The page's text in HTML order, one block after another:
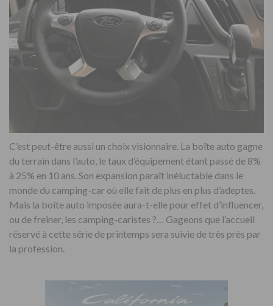
C’est peut-être aussi un choix visionnaire. La boîte auto gagne
du terrain dans l’auto, le taux d’équipement étant passé de 8%
à 25% en 10 ans. Son expansion paraît inéluctable dans le
monde du camping-car où elle fait de plus en plus d’adeptes.
Mais la boîte auto imposée aura-t-elle pour effet d’influencer,
ou de freiner, les camping-caristes ?… Gageons que l’accueil
réservé à cette série de printemps sera suivie de très près par
la profession.